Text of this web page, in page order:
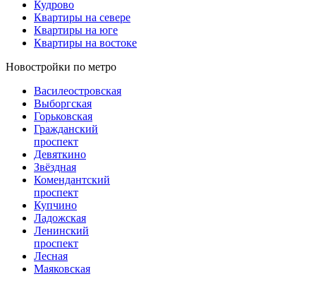
Кудрово
Квартиры на севере
Квартиры на юге
Квартиры на востоке
Новостройки по метро
Василеостровская
Выборгская
Горьковская
Гражданский
проспект
Девяткино
Звёздная
Комендантский
проспект
Купчино
Ладожская
Ленинский
проспект
Лесная
Маяковская